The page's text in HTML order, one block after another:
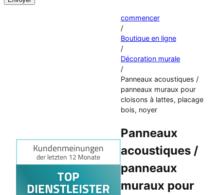
commencer
/
Boutique en ligne
/
Décoration murale
/
Panneaux acoustiques /
panneaux muraux pour
cloisons à lattes, placage
bois, noyer
Panneaux
acoustiques /
panneaux
muraux pour